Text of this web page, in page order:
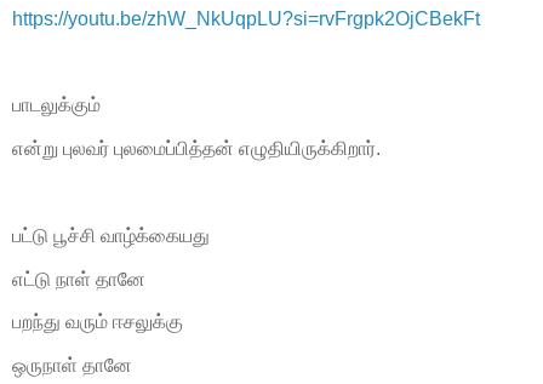
https://youtu.be/zhW_NkUqpLU?si=rvFrgpk2OjCBekFt
பாடலுக்கும்
என்று புலவர் புலமைப்பித்தன் எழுதியிருக்கிறார்.
பட்டு பூச்சி வாழ்க்கையது
எட்டு நாள் தானே
பறந்து வரும் ஈசலுக்கு
ஒருநாள் தானே